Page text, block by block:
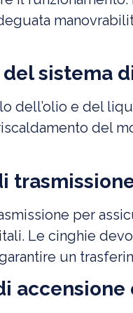
sistema
dell’olio e del
del
per
Le cinghie
un
accensione